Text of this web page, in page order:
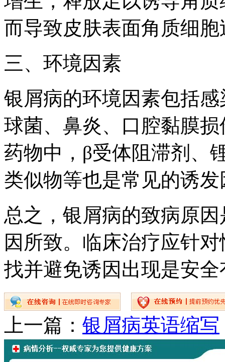
而导致皮肤表面角质细
三、环境因素
银屑病的环境因素包括
球菌、鼻炎、口腔黏膜
药物中，β受体阻滞剂、
类似物等也是常见的诱发
总之，银屑病的致病原
因所致。临床治疗应针
找并避免诱因出现是安
上一篇： 银屑病英语缩写